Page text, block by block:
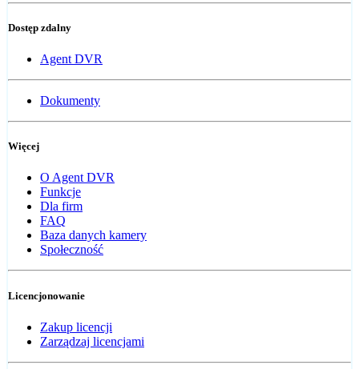
Dostęp zdalny
Agent DVR
Dokumenty
Więcej
O Agent DVR
Funkcje
Dla firm
FAQ
Baza danych kamery
Społeczność
Licencjonowanie
Zakup licencji
Zarządzaj licencjami